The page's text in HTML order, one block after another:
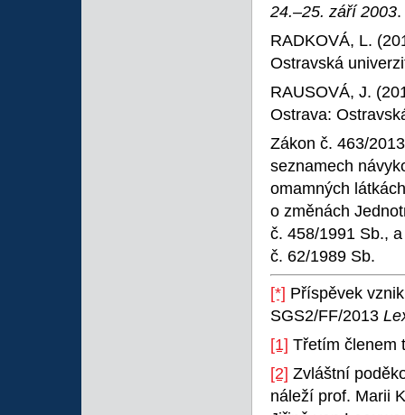
24.–25. září 2003
RADKOVÁ, L.
Ostravská
RAUSOVÁ, J.
Ostrava:
Zákon č. 463/
seznamech
omamných
o změnách
č. 458/1991 Sb.,
č. 62/1989 Sb.
[*] Příspěvek
SGS2/FF/2013
[1] Třetím členem
[2] Zvláštní
náleží prof. Marii